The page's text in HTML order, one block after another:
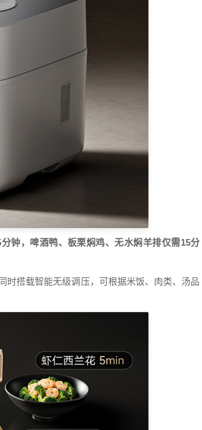
钟，啤酒鸭、板栗焖鸡、无水焖羊排仅需15分
时搭载智能无级调压，可根据米饭、肉类、汤品